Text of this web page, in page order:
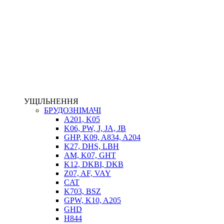
ВТУЛКИ
УЩІЛЬНЕННЯ
БРУДОЗНІМАЧІ
A201, K05
K06, PW, J, JA, JB
GHP, K09, A834, A204
K27, DHS, LBH
AM, K07, GHT
K12, DKBI, DKB
Z07, AF, VAY
CAT
K703, BSZ
GPW, K10, A205
GHD
H844